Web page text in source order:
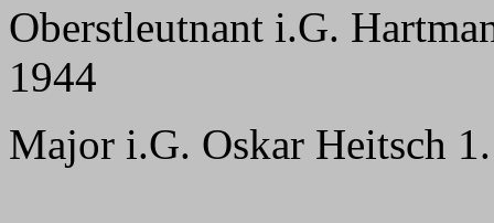
Oberstleutnant i.G.
1944
Major i.G. Oskar Heitsch